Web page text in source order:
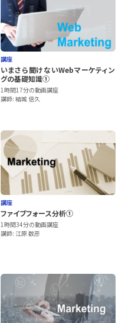
講座
いまさら聞けないWebマーケティン
グの基礎知識①
1時間17分の動画講座
講師: 結城 信久
講座
ファイブフォース分析①
1時間34分の動画講座
講師: 江原 数彦